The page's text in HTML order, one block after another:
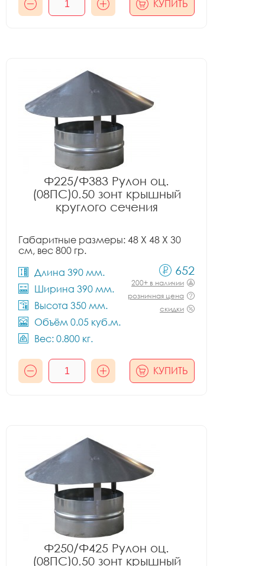
КУПИТЬ
Ф225/Ф383 Рулон оц.
(08ПС)0.50 зонт крышный
круглого сечения
Габаритные размеры: 48 X 48 X 30
см, вес 800 гр.
Длина 390 мм.
Ширина 390 мм.
Высота 350 мм.
Объём 0.05 куб.м.
Вес: 0.800 кг.
652
200+ в наличии
розничная цена
скидки
КУПИТЬ
Ф250/Ф425 Рулон оц.
(08ПС)0.50 зонт крышный